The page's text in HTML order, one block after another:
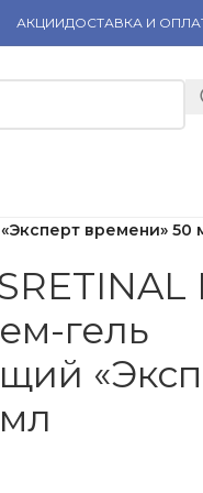
АКЦИИДОСТАВКА И
времени» 50
гель